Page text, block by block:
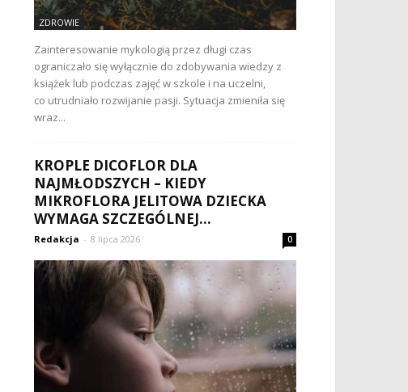
ZDROWIE
Zainteresowanie mykologią przez długi czas
ograniczało się wyłącznie do zdobywania wiedzy z
książek lub podczas zajęć w szkole i na uczelni,
co utrudniało rozwijanie pasji. Sytuacja zmieniła się
wraz...
KROPLE DICOFLOR DLA
NAJMŁODSZYCH – KIEDY
MIKROFLORA JELITOWA DZIECKA
WYMAGA SZCZEGÓLNEJ...
Redakcja - 8 lipca 2026 0